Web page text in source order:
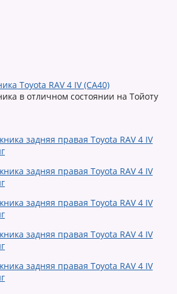
Toyota RAV 4 IV (CA40)
в отличном состоянии на Тойоту